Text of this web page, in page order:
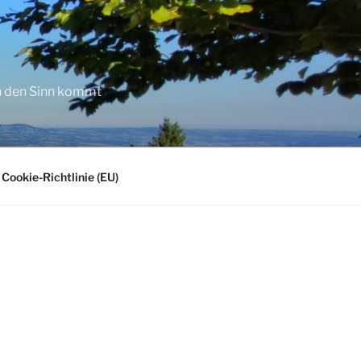
den Sinn kommt
Cookie-Richtlinie (EU)